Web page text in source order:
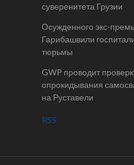
суверенитета Грузии
Осужденного экс-
Гарибашвили
тюрьмы
GWP проводит
опрокидывания
на Руставели
RSS